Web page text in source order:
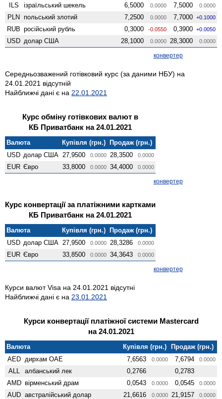
ILS ізраїльський шекель 6,5000 0.0000 7,5000 0.0000
PLN польський злотий 7,2500 0.0000 7,7000 +0.1000
RUB російський рубль 0,3000 -0.0550 0,3900 +0.0050
USD долар США 28,1000 0.0000 28,3000 0.0000
конвертер
Середньозважений готівковий курс (за даними НБУ) на
24.01.2021 відсутній
Найближчі дані є на 22.01.2021
Курс обміну готівкових валют в
КБ Приватбанк на 24.01.2021
Валюта Купівля (грн.) Продаж (грн.)
USD долар США 27,9500 0.0000 28,3500 0.0000
EUR Євро 33,8000 0.0000 34,4000 0.0000
конвертер
Курс конвертації за платіжними картками
КБ Приватбанк на 24.01.2021
Валюта Купівля (грн.) Продаж (грн.)
USD долар США 27,9500 0.0000 28,3286 0.0000
EUR Євро 33,8500 0.0000 34,3643 0.0000
конвертер
Курси валют Visa на 24.01.2021 відсутні
Найближчі дані є на 23.01.2021
Курси конвертації платіжної системи Mastercard
на 24.01.2021
Валюта Купівля (грн.)
Продаж (грн.)
AED дирхам ОАЕ 7,6563 0.0000 7,6794 0.0000
ALL албанський лек 0,2766
0,2783
AMD вiрменський драм 0,0543 0.0000 0,0545 0.0000
AUD австралійський долар 21,6616 0.0000 21,9157 0.0000